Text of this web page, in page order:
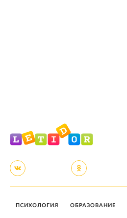
ПСИХОЛОГИЯ ОБРАЗОВАНИЕ